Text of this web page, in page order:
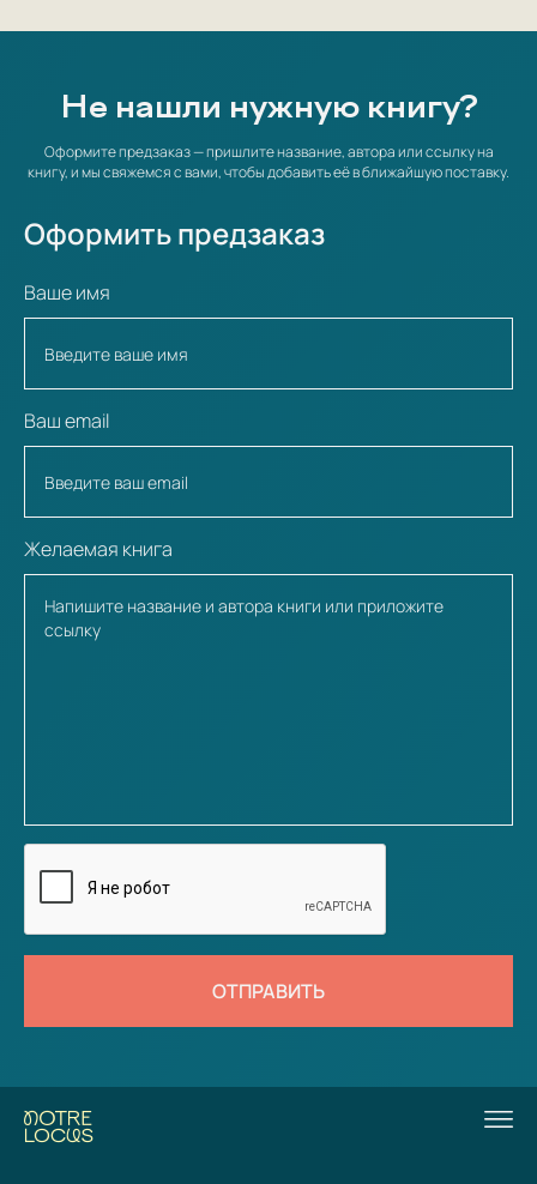
Не нашли нужную книгу?
Оформите предзаказ — пришлите название, автора или ссылку на
книгу, и мы свяжемся с вами, чтобы добавить её в ближайшую поставку.
Оформить предзаказ
Ваше имя
Ваш email
Желаемая книга
ОТПРАВИТЬ